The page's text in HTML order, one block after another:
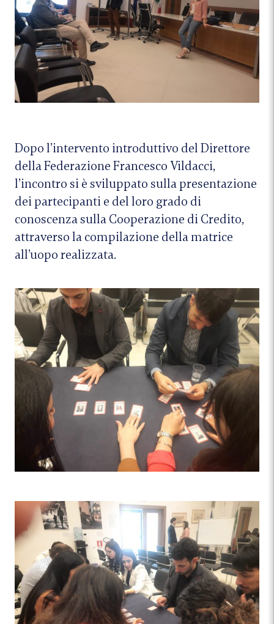
Dopo l’intervento introduttivo del Direttore
della Federazione Francesco Vildacci,
l’incontro si è sviluppato sulla presentazione
dei partecipanti e del loro grado di
conoscenza sulla Cooperazione di Credito,
attraverso la compilazione della matrice
all’uopo realizzata.